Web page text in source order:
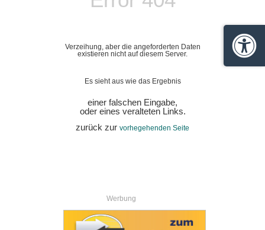
Verzeihung, aber die angeforderten Daten
existieren nicht auf diesem Server.
Es sieht aus wie das Ergebnis
einer falschen Eingabe,
oder eines veralteten Links.
zurück zur vorhegehenden Seite
Werbung